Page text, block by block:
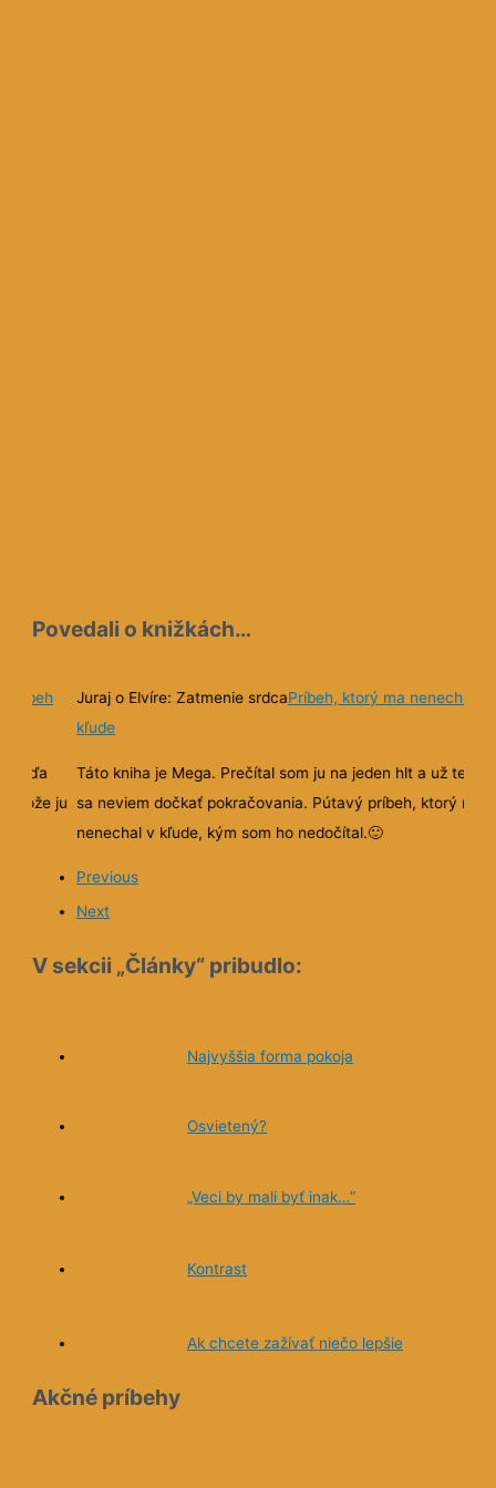
Povedali o knižkách…
príbeh
ju
veľmi
na
k srdcu,
Juraj o Elvíre: Zatmenie srdcaPríbeh, ktorý ma nenechal v
kľude
Táto kniha je Mega. Prečítal som ju na jeden hlt a už teraz
sa neviem dočkať pokračovania. Pútavý príbeh, ktorý ma
nenechal v kľude, kým som ho nedočítal.🙂
Previous
Next
V sekcii „Články“ pribudlo:
Najvyššia forma pokoja
Osvietený?
„Veci by mali byť inak…“
Kontrast
Ak chcete zažívať niečo lepšie
Akčné príbehy